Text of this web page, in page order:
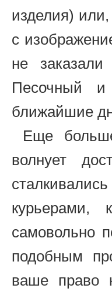
изделия)
с
не
Песочный
ближайшие
Еще
волнует
курьерами,
самовольно
подобным
ваше право